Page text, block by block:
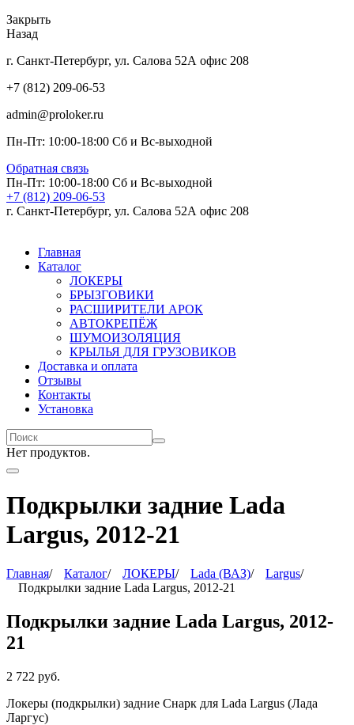
Закрыть
Назад
г. Санкт-Петербург, ул. Салова 52А офис 208
+7 (812) 209-06-53
admin@proloker.ru
Пн-Пт: 10:00-18:00 Сб и Вс-выходной
Обратная связь
Пн-Пт: 10:00-18:00 Сб и Вс-выходной
+7 (812) 209-06-53
г. Санкт-Петербург, ул. Салова 52А офис 208
Главная
Каталог
ЛОКЕРЫ
БРЫЗГОВИКИ
РАСШИРИТЕЛИ АРОК
АВТОКРЕПЁЖ
ШУМОИЗОЛЯЦИЯ
КРЫЛЬЯ ДЛЯ ГРУЗОВИКОВ
Доставка и оплата
Отзывы
Контакты
Установка
Нет продуктов.
Подкрылки задние Lada
Largus, 2012-21
Главная/ Каталог/ ЛОКЕРЫ/ Lada (ВАЗ)/ Largus/
Подкрылки задние Lada Largus, 2012-21
Подкрылки задние Lada Largus, 2012-
21
2 722 руб.
Локеры (подкрылки) задние Снарк для Lada Largus (Лада
Ларгус)